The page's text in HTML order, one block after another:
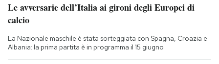
Le avversarie dell’Italia ai gironi degli Europei di
calcio
La Nazionale maschile è stata sorteggiata con Spagna, Croazia e
Albania: la prima partita è in programma il 15 giugno